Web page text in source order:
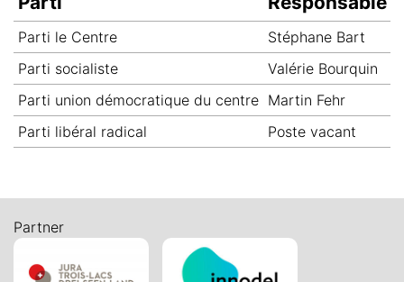
Parti le Centre Stéphane Bart
Parti socialiste
Valérie Bourquin
Parti union démocratique du centre Martin Fehr
Parti libéral radical
Poste vacant
Partner